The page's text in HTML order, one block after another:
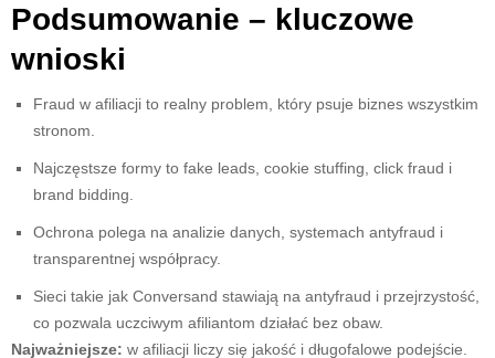
Podsumowanie – kluczowe
wnioski
Fraud w afiliacji to realny problem, który psuje biznes wszystkim
stronom.
Najczęstsze formy to fake leads, cookie stuffing, click fraud i
brand bidding.
Ochrona polega na analizie danych, systemach antyfraud i
transparentnej współpracy.
Sieci takie jak Conversand stawiają na antyfraud i przejrzystość,
co pozwala uczciwym afiliantom działać bez obaw.
Najważniejsze: w afiliacji liczy się jakość i długofalowe podejście.